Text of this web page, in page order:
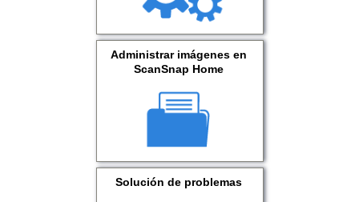
Administrar imágenes en
ScanSnap Home
Solución de problemas